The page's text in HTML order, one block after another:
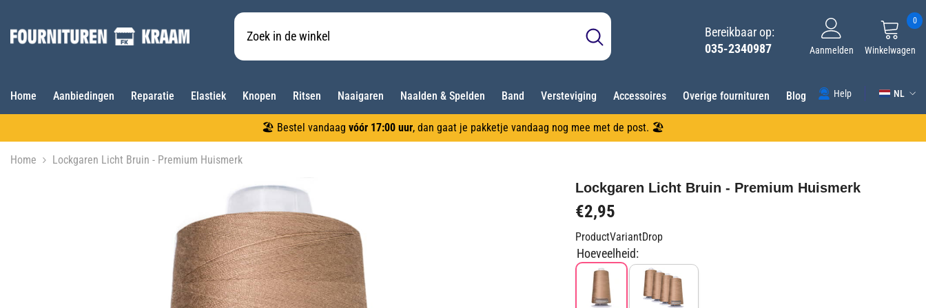
Bereikbaar op:
035-2340987
Aanmelden Winkelwagen
00
Home Aanbiedingen Reparatie Elastiek Knopen Ritsen Naaigaren Naalden & Spelden Band Versteviging Accessoires Overige fournituren Blog Help NL
NL
FR
🏖️ Bestel vandaag vóór 17:00 uur, dan gaat je pakketje vandaag nog mee met de post. 🏖️
Home Lockgaren Licht Bruin - Premium Huismerk
Lockgaren Licht Bruin - Premium Huismerk
€2,95
ProductVariantDrop
Hoeveelheid: